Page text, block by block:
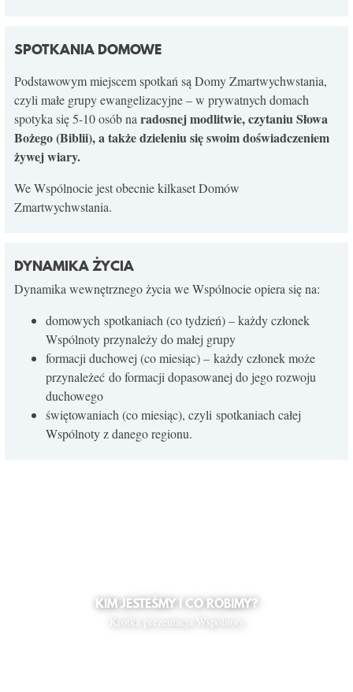
SPOTKANIA DOMOWE
Podstawowym miejscem spotkań są Domy Zmartwychwstania,
czyli małe grupy ewangelizacyjne – w prywatnych domach
spotyka się 5-10 osób na radosnej modlitwie, czytaniu Słowa
Bożego (Biblii), a także dzieleniu się swoim doświadczeniem
żywej wiary.
We Wspólnocie jest obecnie kilkaset Domów
Zmartwychwstania.
DYNAMIKA ŻYCIA
Dynamika wewnętrznego życia we Wspólnocie opiera się na:
domowych spotkaniach (co tydzień) – każdy członek
Wspólnoty przynależy do małej grupy
formacji duchowej (co miesiąc) – każdy członek może
przynależeć do formacji dopasowanej do jego rozwoju
duchowego
świętowaniach (co miesiąc), czyli spotkaniach całej
Wspólnoty z danego regionu.
KIM JESTEŚMY I CO ROBIMY?
Krótka prezentacja Wspólnoty